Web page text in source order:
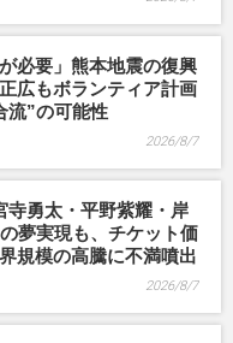
必要」熊本地震の復興
広もボランティア計画
流”の可能性
2026/8/7
寺勇太・平野紫耀・岸
夢実現も、チケット価
規模の高騰に不満噴出
2026/8/7